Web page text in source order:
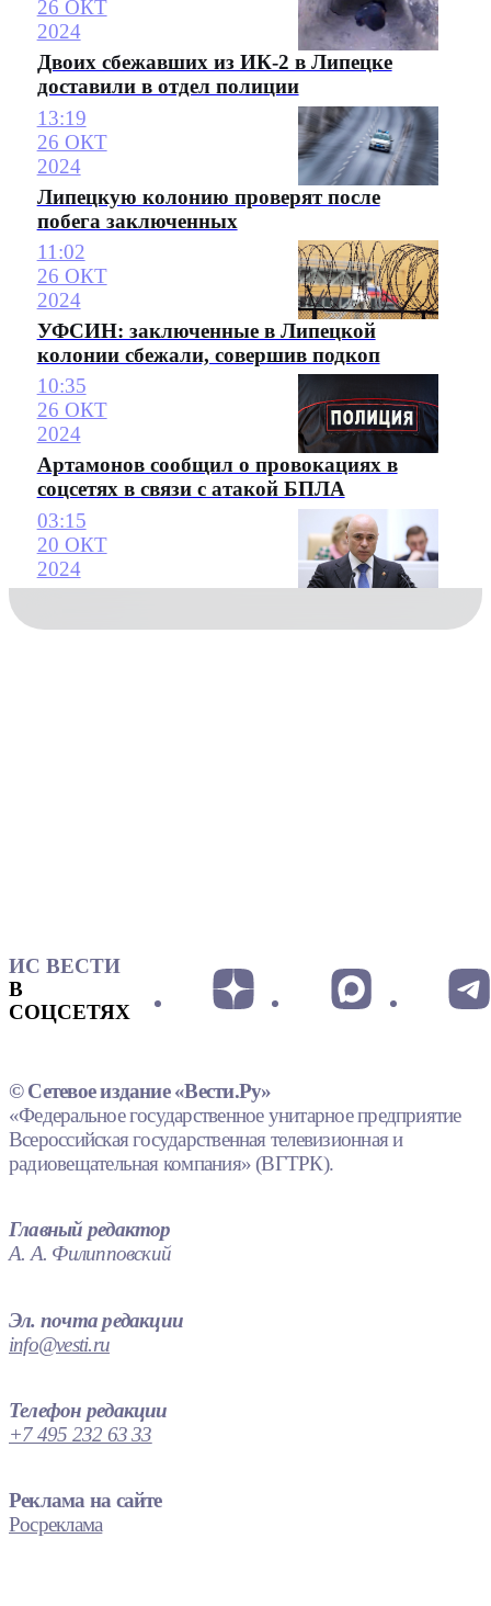
26 ОКТ
2024
Двоих сбежавших из ИК-2 в Липецке
доставили в отдел полиции
13:19
26 ОКТ
2024
Липецкую колонию проверят после
побега заключенных
11:02
26 ОКТ
2024
УФСИН: заключенные в Липецкой
колонии сбежали, совершив подкоп
10:35
26 ОКТ
2024
Артамонов сообщил о провокациях в
соцсетях в связи с атакой БПЛА
03:15
20 ОКТ
2024
ИС ВЕСТИ
В
СОЦСЕТЯХ
© Сетевое издание «Вести.Ру»
«Федеральное государственное унитарное предприятие
Всероссийская государственная телевизионная и
радиовещательная компания» (ВГТРК).
Главный редактор
А. А. Филипповский
Эл. почта редакции
info@vesti.ru
Телефон редакции
+7 495 232 63 33
Реклама на сайте
Росреклама